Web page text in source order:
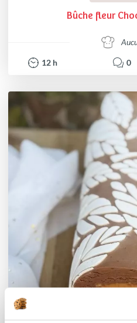
Bûche fleur
12 h 0